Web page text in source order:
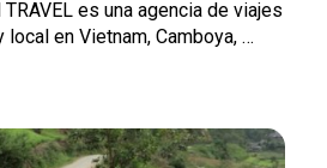
es una agencia de viajes
en Vietnam, Camboya, …